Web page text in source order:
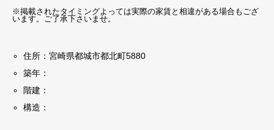
※掲載されたタイミングよっては実際の家賃と相違がある場合もござ
います。ご了承下さいませ。
住所：宮崎県都城市都北町5880
築年：
階建：
構造：